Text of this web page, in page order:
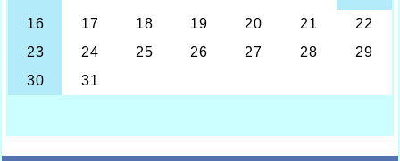
Côté garçons, les plus jeunes poussins
équipe avec Timothé Vanoverberghe 8ème,
Antoine Douvry 12ème, Simon Catoire 13ème,
Nicolas Damageux 16ème ; l’équipe 2 prenait
52ème, Léo Wecxsteen 61ème, Quentin
Virassamy-Padeyen 63ème, Blaise Prevost